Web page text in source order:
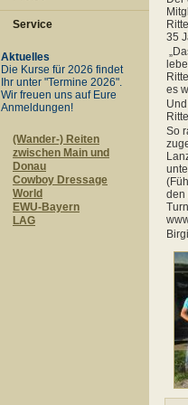
Service
Aktuelles
Die Kurse für 2026 findet
Ihr unter "Termine 2026".
Wir freuen uns auf Eure
Anmeldungen!
(Wander-) Reiten
zwischen Main und
Donau
Cowboy Dressage
World
EWU-Bayern
LAG
35
es
So
den